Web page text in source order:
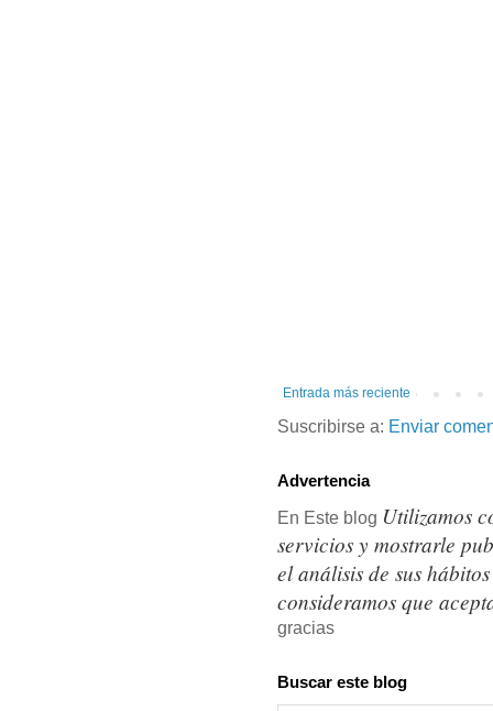
Entrada más reciente
Suscribirse a: Enviar
Advertencia
En Este blog Utilizamos
servicios y mostrarle
el análisis de sus
consideramos que
gracias
Buscar este blog